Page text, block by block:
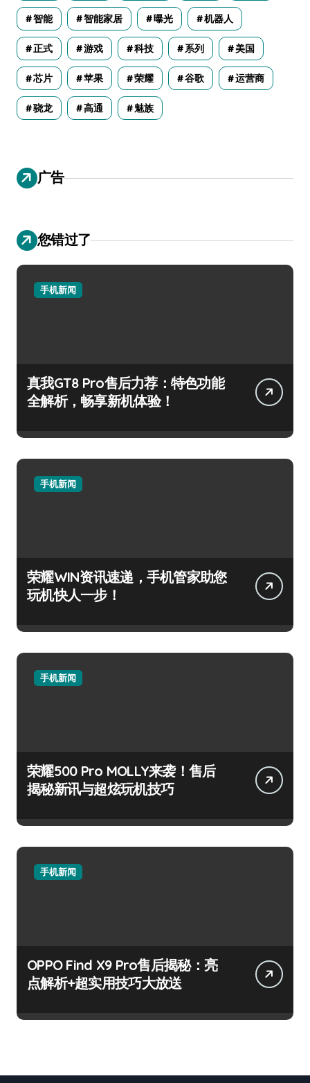
智能 智能家居 曝光 机器人
正式 游戏 科技 系列 美国
芯片 苹果 荣耀 谷歌 运营商
骁龙 高通 魅族
广告
您错过了
手机新闻
真我GT8 Pro售后力荐：特色功能
全解析，畅享新机体验！
手机新闻
荣耀WIN资讯速递，手机管家助您
玩机快人一步！
手机新闻
荣耀500 Pro MOLLY来袭！售后
揭秘新讯与超炫玩机技巧
手机新闻
OPPO Find X9 Pro售后揭秘：亮
点解析+超实用技巧大放送